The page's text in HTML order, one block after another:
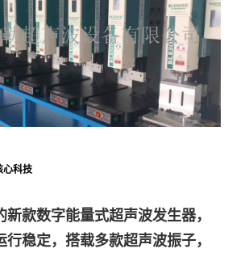
心科技
新款数字能量式超声波发生器，
行稳定，搭载多款超声波振子，